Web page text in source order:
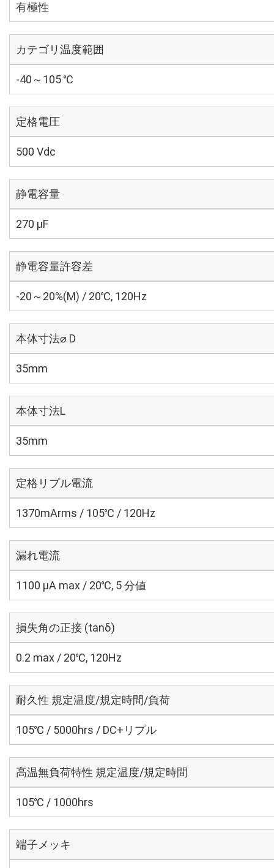
有極性
カテゴリ温度範囲
-40～105 ℃
定格電圧
500 Vdc
静電容量
270 µF
静電容量許容差
-20～20%(M) / 20℃, 120Hz
本体寸法⌀ D
35mm
本体寸法L
35mm
定格リプル電流
1370mArms / 105℃ / 120Hz
漏れ電流
1100 μA max / 20℃, 5 分値
損失角の正接 (tanδ)
0.2 max / 20℃, 120Hz
耐久性 規定温度/規定時間/負荷
105℃ / 5000hrs / DC+リプル
高温無負荷特性 規定温度/規定時間
105℃ / 1000hrs
端子メッキ